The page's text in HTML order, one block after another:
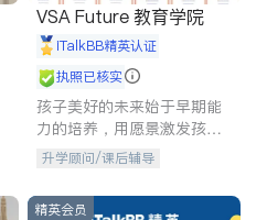
VSA Future 教育学院
iTalkBB精英认证
执照已核实
孩子美好的未来始于早期能
力的培养，用愿景激发孩子
的学习潜力和动力。理念：
拥有成长型心态是成功的基
石。
升学顾问/课后辅导
精英会员